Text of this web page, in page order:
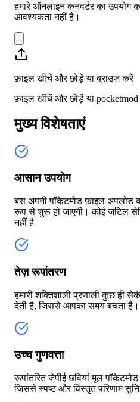
हमारे ऑनलाइन कनवर्टर का उपयोग
आवश्यकता नहीं है।
फ़ाइल खींचें और छोड़ें या ब्राउज़ करें
फ़ाइल खींचें और छोड़ें या pocketmod
मुख्य विशेषताएं
आसान उपयोग
बस अपनी पॉकेटमोड फ़ाइल अपलोड
रूप से शुरू हो जाएगी। कोई जटिल
नहीं है।
तेज़ रूपांतरण
हमारी शक्तिशाली प्रणाली कुछ ही
देती है, जिससे आपका समय बचता है।
उच्च गुणवत्ता
रूपांतरित जेपीई छवियां मूल
जिससे स्पष्ट और विस्तृत परिणाम